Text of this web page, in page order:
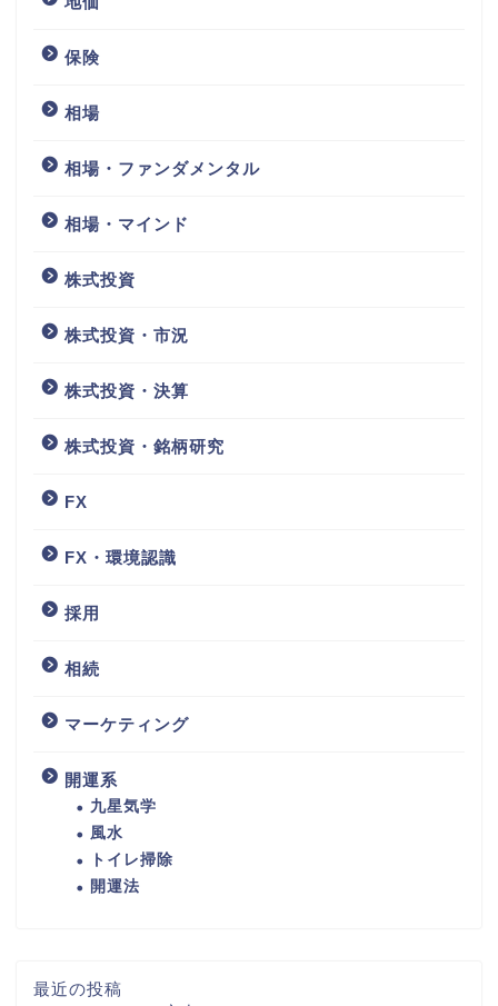
保険
相場
相場・ファンダメンタル
相場・マインド
株式投資
株式投資・市況
株式投資・決算
株式投資・銘柄研究
FX
FX・環境認識
採用
相続
マーケティング
開運系
九星気学
風水
トイレ掃除
開運法
最近の投稿